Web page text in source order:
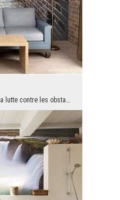
Le symbole de la protection, de la lutte contre les obstacles – Muraille de Chine – un réseau de ...